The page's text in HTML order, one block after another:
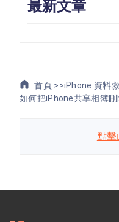
最新文章
首頁 >>iPhone 資料
如何把iPhone共享相簿
點